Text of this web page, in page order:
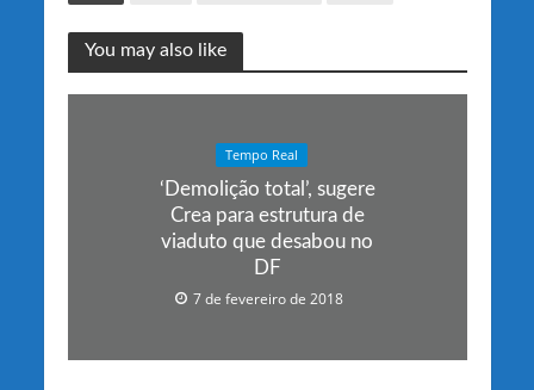
You may also like
Tempo Real
‘Demolição total’, sugere
Crea para estrutura de
viaduto que desabou no
DF
7 de fevereiro de 2018